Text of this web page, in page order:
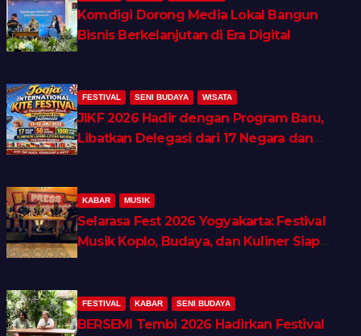
Komdigi Dorong Media Lokal Bangun
Bisnis Berkelanjutan di Era Digital
FESTIVAL SENI BUDAYA WISATA
JIKF 2026 Hadir dengan Program Baru,
Libatkan Delegasi dari 17 Negara dan
KABAR MUSIK
Selarasa Fest 2026 Yogyakarta: Festival
Musik Koplo, Budaya, dan Kuliner Siap
FESTIVAL KABAR SENI BUDAYA
BERSEMI Tembi 2026 Hadirkan Festival